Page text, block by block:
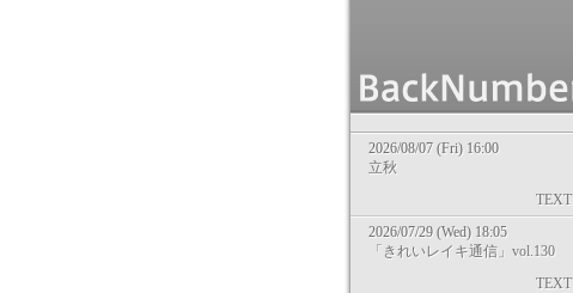
2026/08/07 (Fri) 16:00
立秋
TEXT
2026/07/29 (Wed) 18:05
「きれいレイキ通信」vol.130
TEXT